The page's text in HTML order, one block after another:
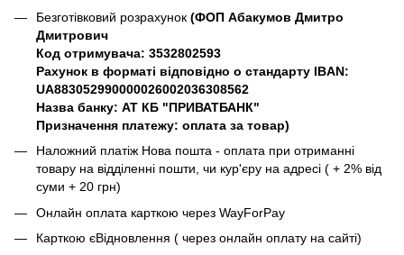
Безготівковий розрахунок (ФОП Абакумов Дмитро
Дмитрович
Код отримувача: 3532802593
Рахунок в форматі відповідно о стандарту IBAN:
UA883052990000026002036308562
Назва банку: АТ КБ "ПРИВАТБАНК"
Призначення платежу: оплата за товар)
Наложний платіж Нова пошта - оплата при отриманні
товару на відділенні пошти, чи кур'єру на адресі ( + 2% від
суми + 20 грн)
Онлайн оплата карткою через WayForPay
Карткою єВідновлення ( через онлайн оплату на сайті)